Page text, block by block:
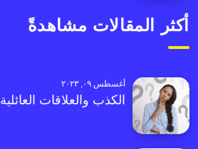
أكثر المقالات مشاهدةً
أغسطس ٠٩, ٢٠٢٣
الكذب والعلاقات العائلية